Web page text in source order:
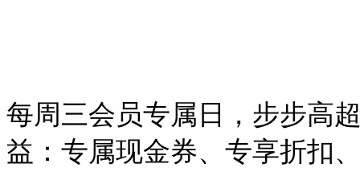
每周三会员专属日，步步高
益：专属现金券、专享折扣